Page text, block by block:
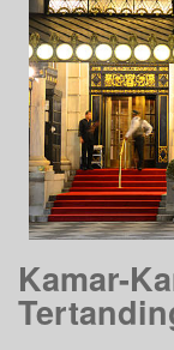
Kamar-